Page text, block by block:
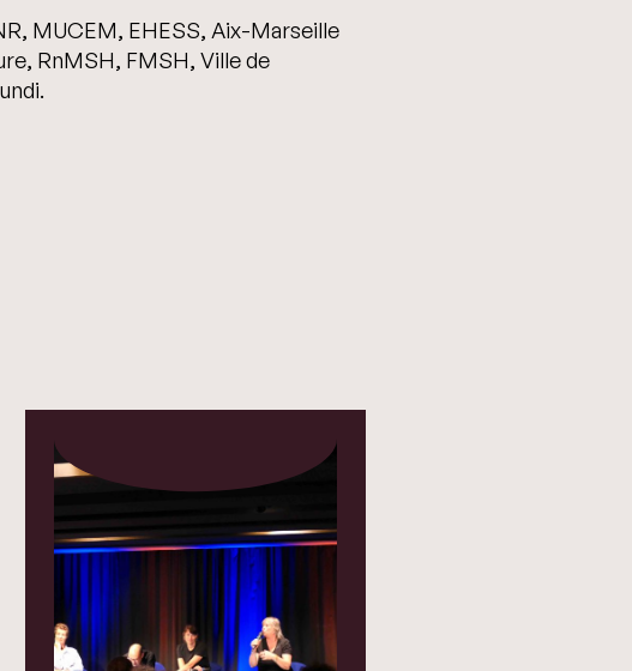
MUCEM, EHESS, Aix-Marseille
RnMSH, FMSH, Ville de